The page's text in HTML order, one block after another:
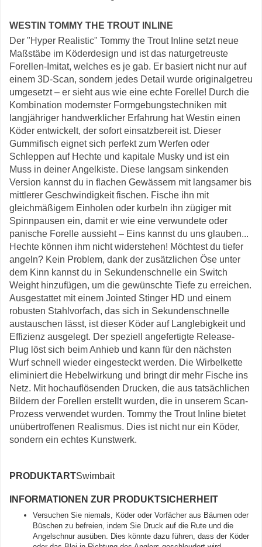
WESTIN TOMMY THE TROUT INLINE
Der "Hyper Realistic" Tommy the Trout Inline setzt neue
Maßstäbe im Köderdesign und ist das naturgetreuste
Forellen-Imitat, welches es je gab. Er basiert nicht nur auf
einem 3D-Scan, sondern jedes Detail wurde originalgetreu
umgesetzt – er sieht aus wie eine echte Forelle! Durch die
Kombination modernster Formgebungstechniken mit
langjähriger handwerklicher Erfahrung hat Westin einen
Köder entwickelt, der sofort einsatzbereit ist. Dieser
Gummifisch eignet sich perfekt zum Werfen oder
Schleppen auf Hechte und kapitale Musky und ist ein
Muss in deiner Angelkiste. Diese langsam sinkenden
Version kannst du in flachen Gewässern mit langsamer bis
mittlerer Geschwindigkeit fischen. Fische ihn mit
gleichmäßigem Einholen oder kurbeln ihn zügiger mit
Spinnpausen ein, damit er wie eine verwundete oder
panische Forelle aussieht – Eins kannst du uns glauben...
Hechte können ihm nicht widerstehen! Möchtest du tiefer
angeln? Kein Problem, dank der zusätzlichen Öse unter
dem Kinn kannst du in Sekundenschnelle ein Switch
Weight hinzufügen, um die gewünschte Tiefe zu erreichen.
Ausgestattet mit einem Jointed Stinger HD und einem
robusten Stahlvorfach, das sich in Sekundenschnelle
austauschen lässt, ist dieser Köder auf Langlebigkeit und
Effizienz ausgelegt. Der speziell angefertigte Release-
Plug löst sich beim Anhieb und kann für den nächsten
Wurf schnell wieder eingesteckt werden. Die Wirbelkette
eliminiert die Hebelwirkung und bringt dir mehr Fische ins
Netz. Mit hochauflösenden Drucken, die aus tatsächlichen
Bildern der Forellen erstellt wurden, die in unserem Scan-
Prozess verwendet wurden. Tommy the Trout Inline bietet
unübertroffenen Realismus. Dies ist nicht nur ein Köder,
sondern ein echtes Kunstwerk.
PRODUKTARTSwimbait
INFORMATIONEN ZUR PRODUKTSICHERHEIT
Versuchen Sie niemals, Köder oder Vorfächer aus Bäumen oder
Büschen zu befreien, indem Sie Druck auf die Rute und die
Angelschnur ausüben. Dies könnte dazu führen, dass der Köder